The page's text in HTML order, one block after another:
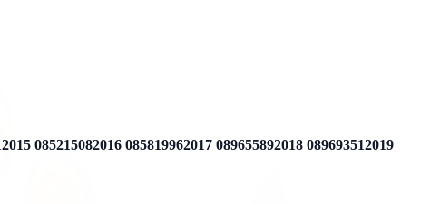
085215082016 085819962017 089655892018 089693512019